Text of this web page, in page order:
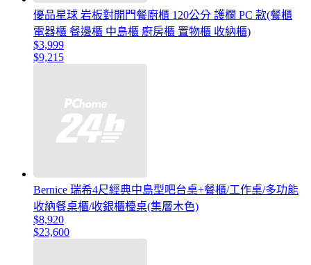
優品星球 岩板對開門餐廚櫃 120公分 護欄 PC 款(餐櫃
電器櫃 餐邊櫃 中島櫃 廚房櫃 置物櫃 收納櫃)
$3,999
$9,215
Bernice 瑞希4尺經典中島型吧台桌+餐櫃/工作桌/多功能
收納餐桌櫃/收銀櫃檯桌(集層木色)
$8,920
$23,600